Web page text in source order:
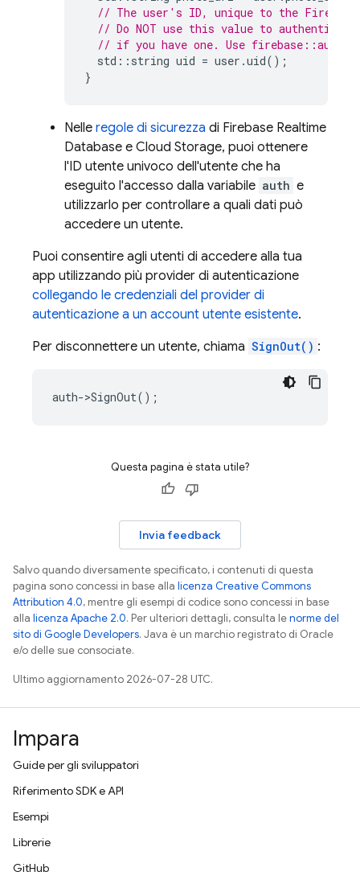
// The user's ID, unique to the
// Do NOT use this value to
// if you have one. Use
std :: string uid = user .uid();
}
Nelle regole di sicurezza di Firebase Realtime
Database e Cloud Storage, puoi ottenere
l'ID utente univoco dell'utente che ha
eseguito l'accesso dalla variabile auth e
utilizzarlo per controllare a quali dati può
accedere un utente.
Puoi consentire agli utenti di accedere alla tua
app utilizzando più provider di autenticazione
collegando le credenziali del provider di
autenticazione a un account utente esistente.
Per disconnettere un utente, chiama SignOut() :
auth->SignOut();
Questa pagina è stata utile?
Invia feedback
Salvo quando diversamente specificato, i contenuti di questa
pagina sono concessi in base alla licenza Creative Commons
Attribution 4.0, mentre gli esempi di codice sono concessi in base
alla licenza Apache 2.0. Per ulteriori dettagli, consulta lenorme del
sito di Google Developers. Java è un marchio registrato di Oracle
e/o delle sue consociate.
Ultimo aggiornamento 2026-07-28 UTC.
Impara
Guide per gli sviluppatori
Riferimento SDK e API
Esempi
Librerie
GitHub